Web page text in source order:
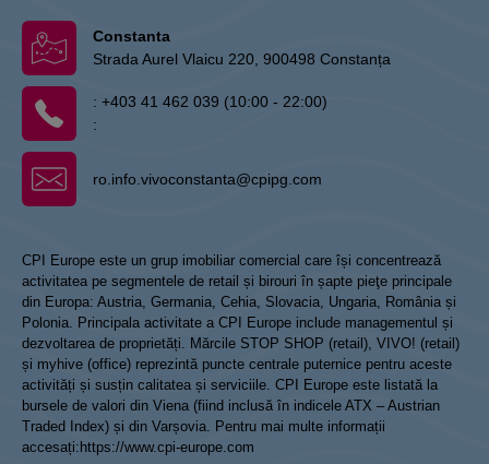
Constanta
Strada Aurel Vlaicu 220, 900498 Constanța
: +403 41 462 039 (10:00 - 22:00)
:
ro.info.vivoconstanta@cpipg.com
CPI Europe este un grup imobiliar comercial care își concentrează
activitatea pe segmentele de retail și birouri în șapte pieţe principale
din Europa: Austria, Germania, Cehia, Slovacia, Ungaria, România și
Polonia. Principala activitate a CPI Europe include managementul și
dezvoltarea de proprietăți. Mărcile STOP SHOP (retail), VIVO! (retail)
și myhive (office) reprezintă puncte centrale puternice pentru aceste
activități și susțin calitatea și serviciile. CPI Europe este listată la
bursele de valori din Viena (fiind inclusă în indicele ATX – Austrian
Traded Index) și din Varșovia. Pentru mai multe informații
accesați: https://www.cpi-europe.com